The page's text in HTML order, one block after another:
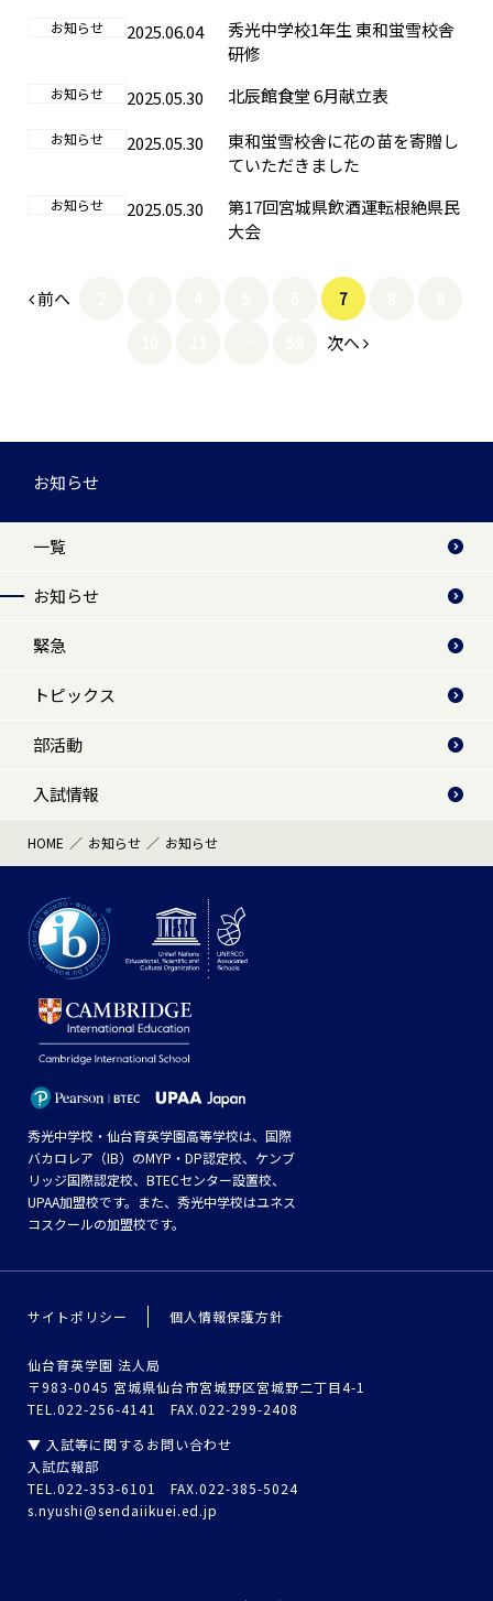
お知らせ 2025.06.04
秀光中学校1年生 東和蛍雪校舎
研修
お知らせ 2025.05.30 北辰館食堂 6月献立表
お知らせ 2025.05.30
東和蛍雪校舎に花の苗を寄贈し
ていただきました
お知らせ 2025.05.30
第17回宮城県飲酒運転根絶県民
大会
前へ 7
次へ
お知らせ
一覧
お知らせ
緊急
トピックス
部活動
入試情報
HOME お知らせ お知らせ
秀光中学校・仙台育英学園高等学校は、国際
バカロレア（IB）のMYP・DP認定校、ケンブ
リッジ国際認定校、BTECセンター設置校、
UPAA加盟校です。また、秀光中学校はユネス
コスクールの加盟校です。
サイトポリシー 個人情報保護方針
仙台育英学園 法人局
〒983-0045 宮城県仙台市宮城野区宮城野二丁目4-1
TEL.022-256-4141 FAX.022-299-2408
▼ 入試等に関するお問い合わせ
入試広報部
TEL.022-353-6101 FAX.022-385-5024
s.nyushi@sendaiikuei.ed.jp